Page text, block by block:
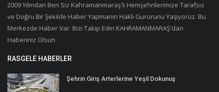
2009 Yılından Beri Siz Kahramanmaraş'lı Hemşehrilerimize Tarafsız
ve Doğru Bir Şekilde Haber Yapmanın Haklı Gururunu Yaşıyoruz. Bu
Merkezde Haber Var. Bizi Takip Edin KAHRAMANMARAŞ'dan
Haberiniz Olsun
RASGELE HABERLER
Şehrin Giriş Arterlerine Yeşil Dokunuş